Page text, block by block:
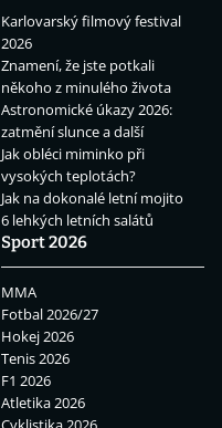
Karlovarský filmový festival
2026
Znamení, že jste potkali
někoho z minulého života
Astronomické úkazy 2026:
zatmění slunce a další
Jak obléci miminko při
vysokých teplotách?
Jak na dokonalé letní mojito
6 lehkých letních salátů
Sport 2026
MMA
Fotbal 2026/27
Hokej 2026
Tenis 2026
F1 2026
Atletika 2026